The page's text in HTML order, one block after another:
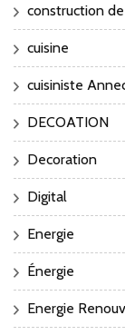
construction
cuisine
cuisiniste
DECOATION
Decoration
Digital
Energie
Énergie
Energie